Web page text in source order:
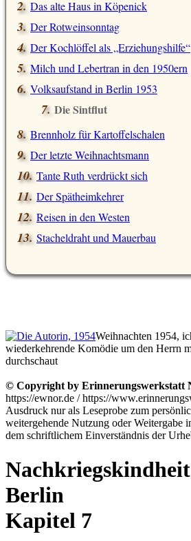
Das alte Haus in Köpenick
Der Rotweinsonntag
Der Kochlöffel als „Erziehungshilfe“
Milch und Lebertran in den 1950ern
Volksaufstand in Berlin 1953
Die Sintflut
Brennholz für Kartoffelschalen
Der letzte Weihnachtsmann
Tante Ruth verdrückt sich
Der Spätheimkehrer
Reisen in den Westen
Stacheldraht und Mauerbau
Weihnachten 1954,
wiederkehrende Komödie um den Herrn
durchschaut
© Copyright by Erinnerungswerkstatt
https://ewnor.de / https://
Ausdruck nur als Leseprobe zum
weitergehende Nutzung oder Weitergabe
dem schriftlichem Einverständnis der
Berlin
Kapitel 7